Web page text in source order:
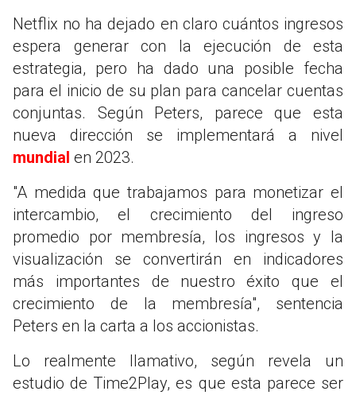
Netflix no ha dejado en claro cuántos ingresos
espera generar con la ejecución de esta
estrategia, pero ha dado una posible fecha
para el inicio de su plan para cancelar cuentas
conjuntas. Según Peters, parece que esta
nueva dirección se implementará a nivel
mundial en 2023.
"A medida que trabajamos para monetizar el
intercambio, el crecimiento del ingreso
promedio por membresía, los ingresos y la
visualización se convertirán en indicadores
más importantes de nuestro éxito que el
crecimiento de la membresía", sentencia
Peters en la carta a los accionistas.
Lo realmente llamativo, según revela un
estudio de Time2Play, es que esta parece ser